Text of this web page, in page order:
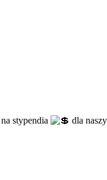
stypendia
dla